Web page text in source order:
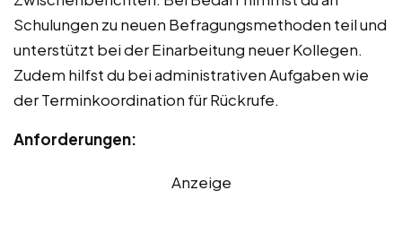
Schulungen zu neuen Befragungsmethoden teil und
unterstützt bei der Einarbeitung neuer Kollegen.
Zudem hilfst du bei administrativen Aufgaben wie
der Terminkoordination für Rückrufe.
Anforderungen:
Anzeige